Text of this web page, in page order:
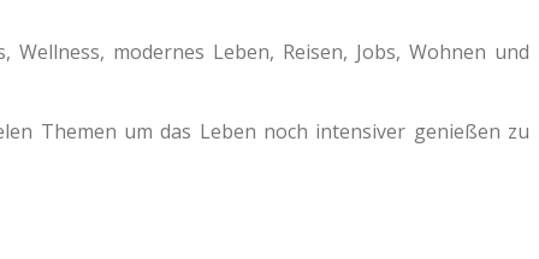
modernes Leben, Reisen, Jobs, Wohnen und
Themen um das Leben noch intensiver genießen zu